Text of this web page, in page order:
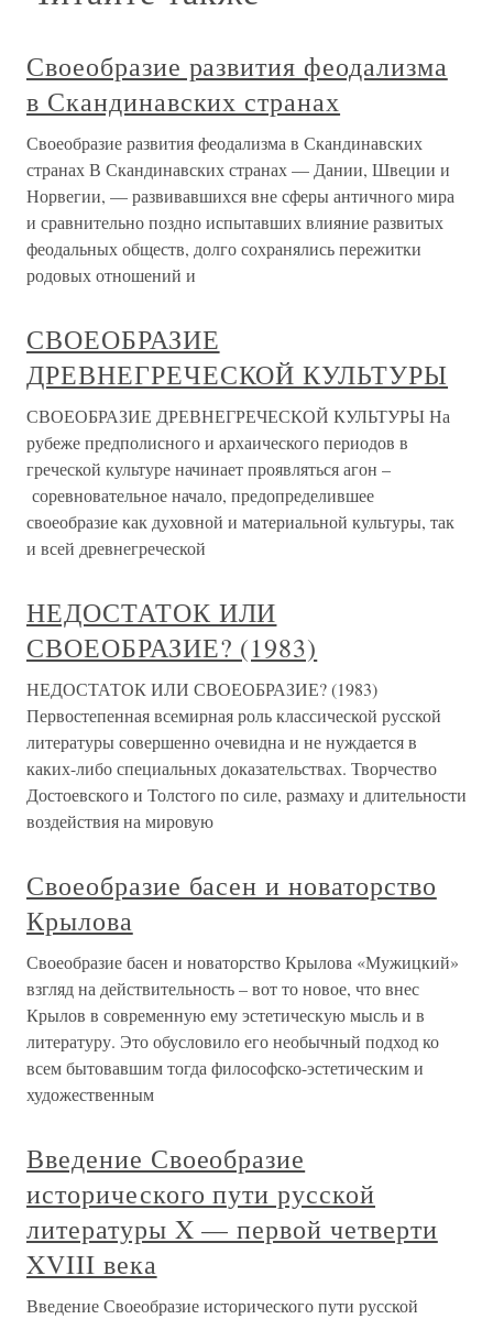
Своеобразие развития феодализма
в Скандинавских странах
Своеобразие развития феодализма в Скандинавских
странах В Скандинавских странах — Дании, Швеции и
Норвегии, — развивавшихся вне сферы античного мира
и сравнительно поздно испытавших влияние развитых
феодальных обществ, долго сохранялись пережитки
родовых отношений и
СВОЕОБРАЗИЕ
ДРЕВНЕГРЕЧЕСКОЙ КУЛЬТУРЫ
СВОЕОБРАЗИЕ ДРЕВНЕГРЕЧЕСКОЙ КУЛЬТУРЫ На
рубеже предполисного и архаического периодов в
греческой культуре начинает проявляться агон –
соревновательное начало, предопределившее
своеобразие как духовной и материальной культуры, так
и всей древнегреческой
НЕДОСТАТОК ИЛИ
СВОЕОБРАЗИЕ? (1983)
НЕДОСТАТОК ИЛИ СВОЕОБРАЗИЕ? (1983)
Первостепенная всемирная роль классической русской
литературы совершенно очевидна и не нуждается в
каких-либо специальных доказательствах. Творчество
Достоевского и Толстого по силе, размаху и длительности
воздействия на мировую
Своеобразие басен и новаторство
Крылова
Своеобразие басен и новаторство Крылова «Мужицкий»
взгляд на действительность – вот то новое, что внес
Крылов в современную ему эстетическую мысль и в
литературу. Это обусловило его необычный подход ко
всем бытовавшим тогда философско-эстетическим и
художественным
Введение Своеобразие
исторического пути русской
литературы X — первой четверти
XVIII века
Введение Своеобразие исторического пути русской